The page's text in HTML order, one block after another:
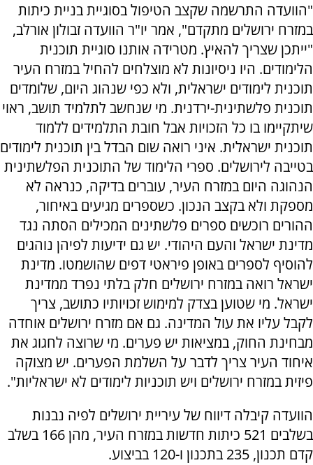
"הוועדה התרשמה שקצב הטיפול בסוגיית בניית כיתות
במזרח ירושלים מתקדם", אמר יו"ר הוועדה זבולון אורלב,
"ייתכן שצריך להאיץ. מטרידה אותנו סוגיית תוכנית
הלימודים. היו ניסיונות לא מוצלחים להחיל במזרח העיר
תוכנית לימודים ישראלית, ולא כפי שנהוג היום, שלומדים
תוכנית פלשתינית-ירדנית. מי שנחשב לתלמיד תושב, ראוי
שיתקיימו בו כל הזכויות אבל חובת התלמידים ללמוד
תוכנית ישראלית. איני רואה שום הבדל בין תוכנית לימודים
בטייבה לירושלים. ספרי הלימוד של התוכנית הפלשתינית
הנהוגה היום במזרח העיר, עוברים בדיקה, כנראה לא
מספקת ולא בקצב הנכון. כשספרים מגיעים באיחור,
ההורים רוכשים ספרים פלשתינים המכילים הסתה נגד
מדינת ישראל והעם היהודי. יש גם ידיעות לפיהן נוהגים
להוסיף לספרים באופן פיראטי דפים שהושמטו. מדינת
ישראל רואה במזרח ירושלים חלק בלתי נפרד ממדינת
ישראל. מי שטוען בצדק למימוש זכויותיו כתושב, צריך
לקבל עליו את עול המדינה. גם אם מזרח ירושלים אוחדה
מבחינת החוק, במציאות יש פערים. מי שרוצה לחגוג את
איחוד העיר צריך לדבר על השלמת הפערים. יש מצוקה
פיזית במזרח ירושלים ויש תוכניות לימודים לא ישראליות".
הוועדה קיבלה דיווח של עיריית ירושלים לפיה נבנות
בשלבים 521 כיתות חדשות במזרח העיר, מהן 166 בשלב
קדם תכנון, 235 בתכנון ו-120 בביצוע.